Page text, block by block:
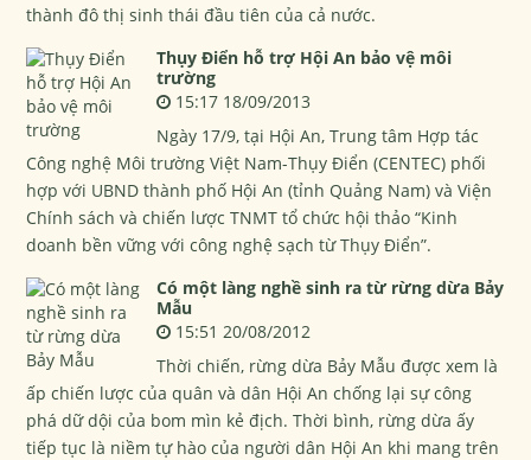
thành đô thị sinh thái đầu tiên của cả nước.
Thụy Điển hỗ trợ Hội An bảo vệ môi
trường
15:17 18/09/2013
Ngày 17/9, tại Hội An, Trung tâm Hợp tác
Công nghệ Môi trường Việt Nam-Thụy Điển (CENTEC) phối
hợp với UBND thành phố Hội An (tỉnh Quảng Nam) và Viện
Chính sách và chiến lược TNMT tổ chức hội thảo “Kinh
doanh bền vững với công nghệ sạch từ Thụy Điển”.
Có một làng nghề sinh ra từ rừng dừa Bảy
Mẫu
15:51 20/08/2012
Thời chiến, rừng dừa Bảy Mẫu được xem là
ấp chiến lược của quân và dân Hội An chống lại sự công
phá dữ dội của bom mìn kẻ địch. Thời bình, rừng dừa ấy
tiếp tục là niềm tự hào của người dân Hội An khi mang trên